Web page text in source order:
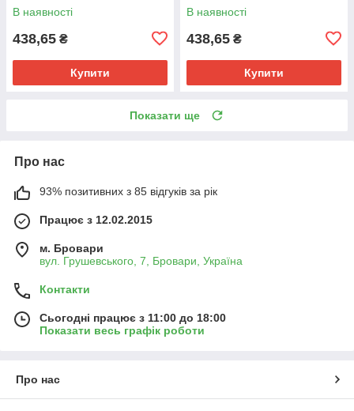
В наявності
438,65 ₴
Купити
В наявності
438,65 ₴
Купити
Показати ще
Про нас
93% позитивних з 85 відгуків за рік
Працює з 12.02.2015
м. Бровари
вул. Грушевського, 7, Бровари, Україна
Контакти
Сьогодні працює з 11:00 до 18:00
Показати весь графік роботи
Про нас